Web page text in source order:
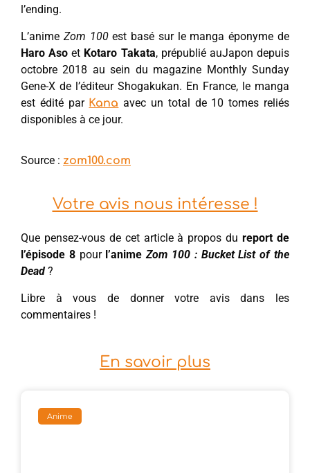
l’ending.
L’anime Zom 100est basé sur le manga éponyme de
Haro Aso et Kotaro Takata, prépublié auJapon depuis
octobre 2018 au sein du magazine Monthly Sunday
Gene-X de l’éditeur Shogakukan. En France, le manga
est édité par Kana avec un total de 10 tomes reliés
disponibles à ce jour.
Source : zom100.com
Votre avis nous intéresse !
Que pensez-vous de cet article à propos dureport de
l’épisode 8pour l’anime Zom 100 : Bucket List of the
Dead ?
Libre à vous de donner votre avis dans les
commentaires !
En savoir plus
Anime